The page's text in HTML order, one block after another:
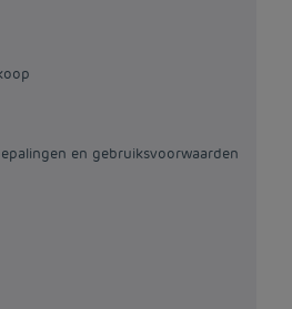
en gebruiksvoorwaarden